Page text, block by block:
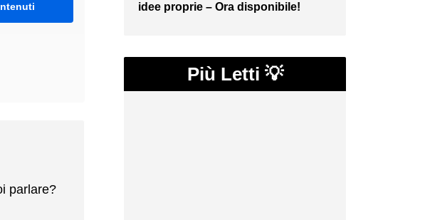
parlare?
idee proprie – Ora disponibile!
Più Letti 💡